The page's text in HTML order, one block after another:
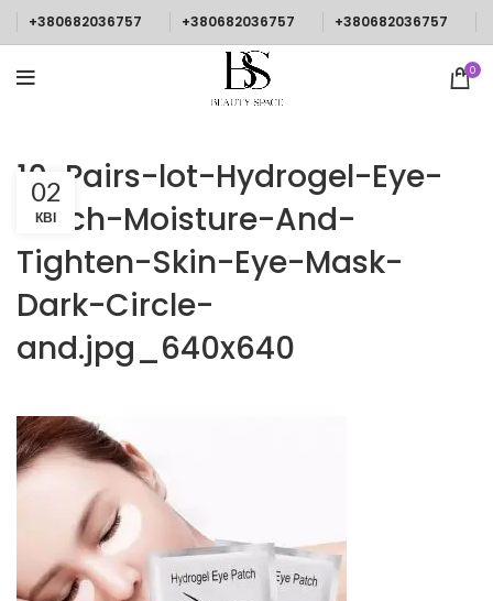
+380682036757 +380682036757 +380682036757
0
10-Pairs-lot-Hydrogel-Eye-
Patch-Moisture-And-
Tighten-Skin-Eye-Mask-
Dark-Circle-
and.jpg_640x640
02
КВІ